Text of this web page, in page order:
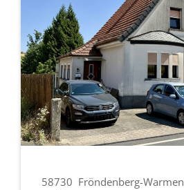
58730 Fröndenberg-Warmen